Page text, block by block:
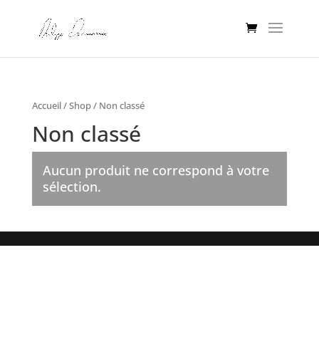
Accueil/Shop/ Non classé
Non classé
Aucun produit ne correspond à votre
sélection.